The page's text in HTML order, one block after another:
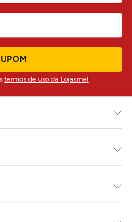
termos de uso da Lojasmel